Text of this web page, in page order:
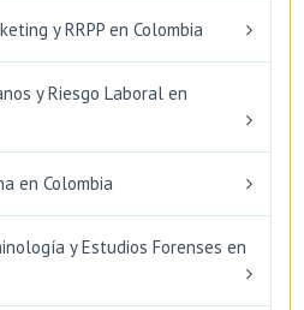
y RRPP en Colombia
y Riesgo Laboral en
en Colombia
y Estudios Forenses en